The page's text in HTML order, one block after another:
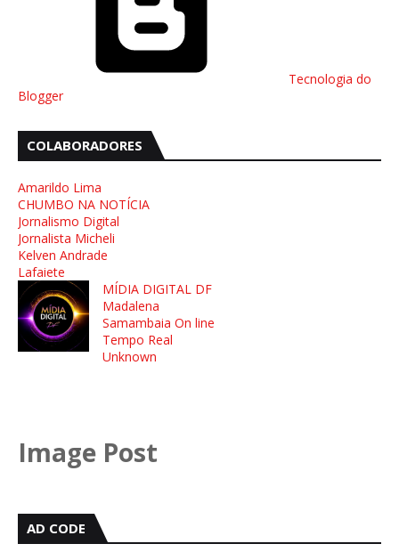
Tecnologia do
Blogger
COLABORADORES
Amarildo Lima
CHUMBO NA NOTÍCIA
Jornalismo Digital
Jornalista Micheli
Kelven Andrade
Lafaiete
MÍDIA DIGITAL DF
Madalena
Samambaia On line
Tempo Real
Unknown
Image Post
AD CODE